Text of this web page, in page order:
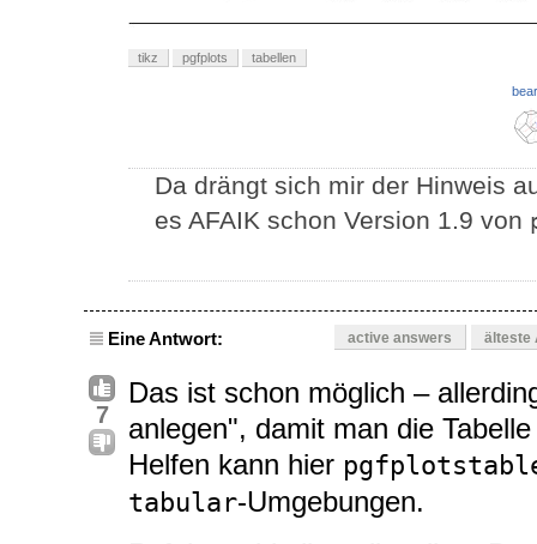
tikz pgfplots tabellen
Da drängt sich mir der Hinweis
es AFAIK schon Version 1.9 von
Eine Antwort: active answers älteste
7
Das ist schon möglich –
anlegen", damit man die
Helfen kann hier
tabular-Umgebungen.